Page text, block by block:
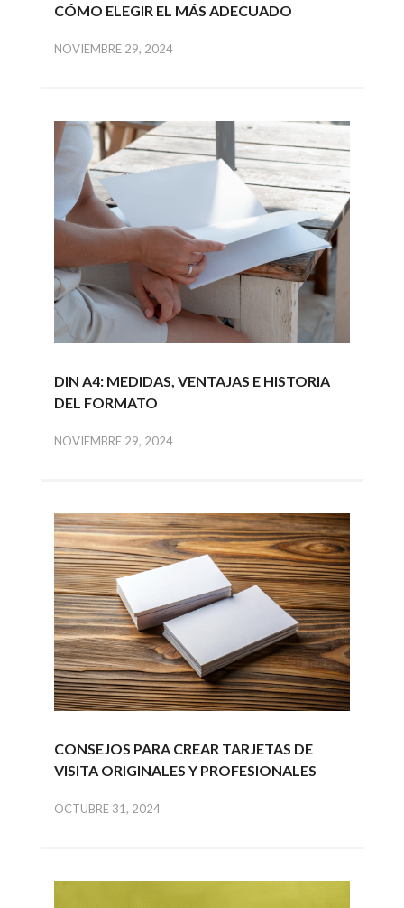
CÓMO ELEGIR EL MÁS ADECUADO
NOVIEMBRE 29, 2024
DIN A4: MEDIDAS, VENTAJAS E HISTORIA
DEL FORMATO
NOVIEMBRE 29, 2024
CONSEJOS PARA CREAR TARJETAS DE
VISITA ORIGINALES Y PROFESIONALES
OCTUBRE 31, 2024